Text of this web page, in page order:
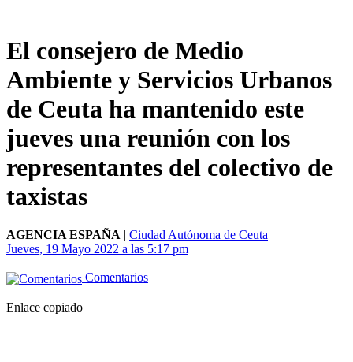
El consejero de Medio
Ambiente y Servicios Urbanos
de Ceuta ha mantenido este
jueves una reunión con los
representantes del colectivo de
taxistas
AGENCIA ESPAÑA | Ciudad Autónoma de Ceuta
Jueves, 19 Mayo 2022 a las 5:17 pm
Comentarios
Enlace copiado